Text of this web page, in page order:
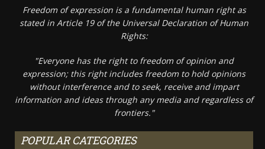
Freedom of expression is a fundamental human right as
stated in Article 19 of the Universal Declaration of Human
Rights:
"Everyone has the right to freedom of opinion and
expression; this right includes freedom to hold opinions
without interference and to seek, receive and impart
information and ideas through any media and regardless of
frontiers."
POPULAR CATEGORIES